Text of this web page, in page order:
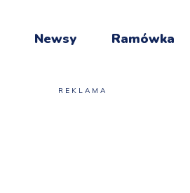
Newsy Ramówka
REKLAMA